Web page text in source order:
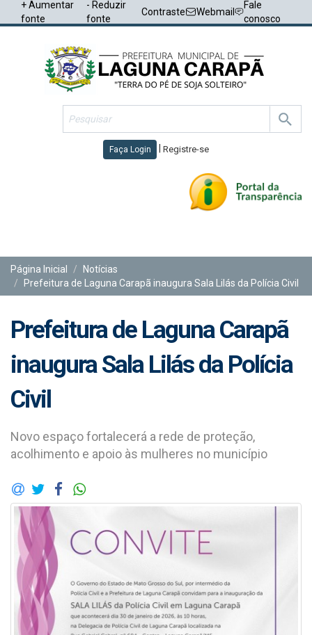
+ Aumentar
fonte
- Reduzir
fonte
Contraste Webmail
Fale
conosco
Faça Login Registre-se
Página Inicial
Notícias
Prefeitura de Laguna Carapã inaugura Sala Lilás da Polícia Civil
Prefeitura de Laguna Carapã
inaugura Sala Lilás da Polícia
Civil
Novo espaço fortalecerá a rede de proteção,
acolhimento e apoio às mulheres no município